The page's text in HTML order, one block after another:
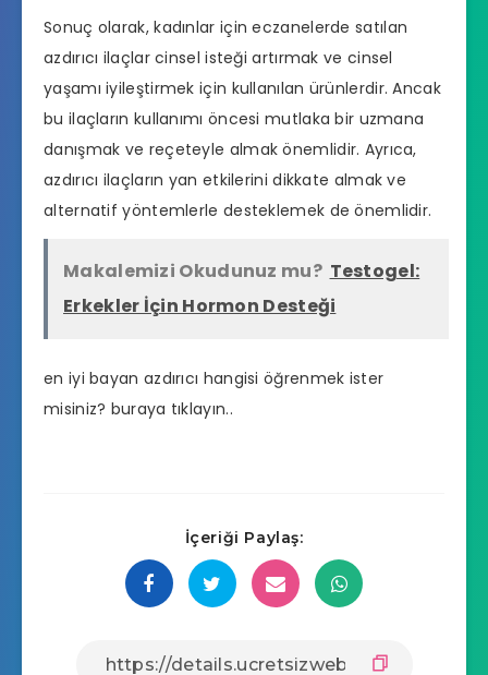
Sonuç olarak, kadınlar içineczanelerde satılan
azdırıcı ilaçlar cinsel isteği artırmak ve cinsel
yaşamı iyileştirmek için kullanılan ürünlerdir. Ancak
bu ilaçların kullanımı öncesi mutlaka bir uzmana
danışmak ve reçeteyle almak önemlidir. Ayrıca,
azdırıcı ilaçların yan etkilerini dikkate almak ve
alternatif yöntemlerle desteklemek de önemlidir.
Makalemizi Okudunuz mu? Testogel:
Erkekler İçin Hormon Desteği
en iyi bayan azdırıcı hangisi öğrenmek ister
misiniz? buraya tıklayın..
İçeriği Paylaş: